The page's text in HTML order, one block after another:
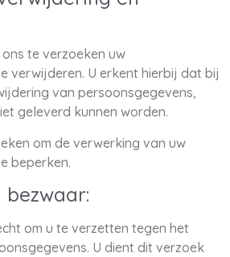
te verzoeken uw
verwijderen. U erkent hierbij dat bij
van persoonsgegevens,
geleverd kunnen worden.
om de verwerking van uw
beperken.
om u te verzetten tegen het
U dient dit verzoek